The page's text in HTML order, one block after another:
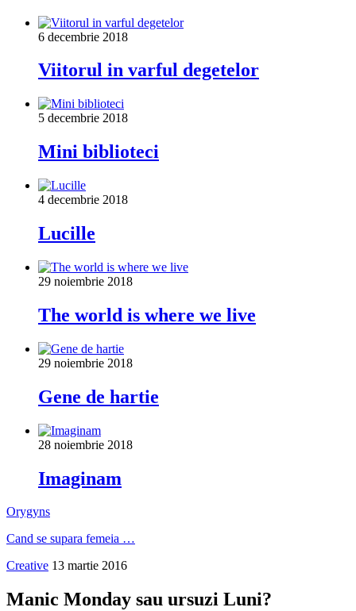
6 decembrie 2018
Viitorul in varful degetelor
5 decembrie 2018
Mini biblioteci
4 decembrie 2018
Lucille
29 noiembrie 2018
The world is where we live
29 noiembrie 2018
Gene de hartie
28 noiembrie 2018
Imaginam
Orygyns
Cand se supara femeia …
Creative 13 martie 2016
Manic Monday sau ursuzi Luni?